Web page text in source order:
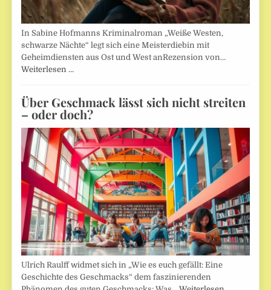
In Sabine Hofmanns Kriminalroman „Weiße Westen,
schwarze Nächte“ legt sich eine Meisterdiebin mit
Geheimdiensten aus Ost und West anRezension von…
Weiterlesen …
Über Geschmack lässt sich nicht streiten
– oder doch?
Ulrich Raulff widmet sich in „Wie es euch gefällt: Eine
Geschichte des Geschmacks“ dem faszinierenden